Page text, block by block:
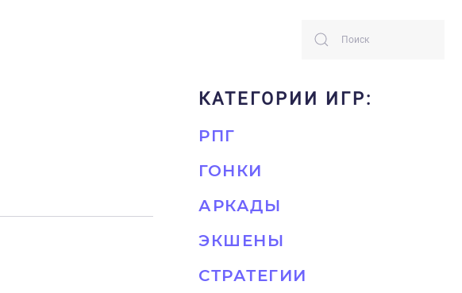
КАТЕГОРИИ ИГР:
РПГ
ГОНКИ
АРКАДЫ
ЭКШЕНЫ
СТРАТЕГИИ